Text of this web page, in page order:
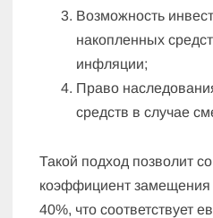
Возможность
накопленных
инфляции;
Право
средств в случае
Такой подход позволит
коэффициент замещения
40%, что соответствует